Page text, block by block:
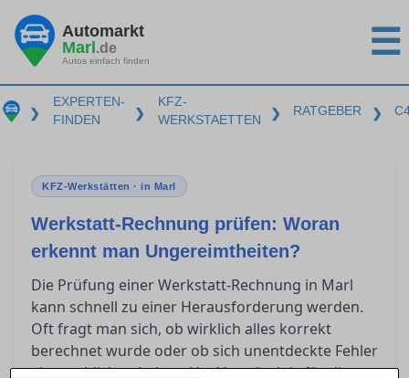
Automarkt
Marl.de
Autos einfach finden ☰
❯
EXPERTEN-
FINDEN
❯
KFZ-
WERKSTAETTEN
❯ RATGEBER ❯
KFZ-Werkstätten · in Marl
Werkstatt-Rechnung prüfen: Woran
erkennt man Ungereimtheiten?
Die Prüfung einer Werkstatt-Rechnung in Marl
kann schnell zu einer Herausforderung werden.
Oft fragt man sich, ob wirklich alles korrekt
berechnet wurde oder ob sich unentdeckte Fehler
eingeschlichen haben. Um Verständnis für die